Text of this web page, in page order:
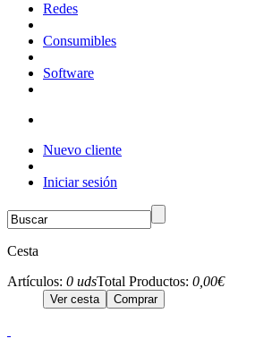
Redes
Consumibles
Software
Nuevo cliente
Iniciar sesión
Cesta
Artículos: 0 udsTotal Productos: 0,00€